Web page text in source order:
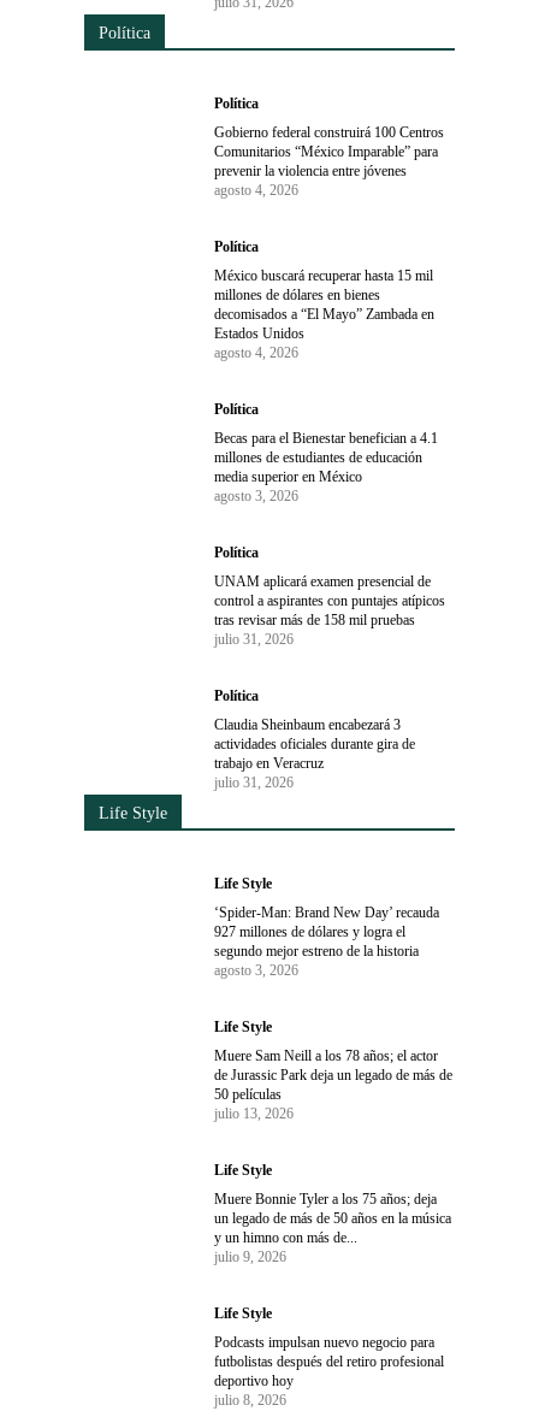
Política
Política
Gobierno federal construirá 100 Centros
Comunitarios “México Imparable” para
prevenir la violencia entre jóvenes
agosto 4, 2026
Política
México buscará recuperar hasta 15 mil
millones de dólares en bienes
decomisados a “El Mayo” Zambada en
Estados Unidos
agosto 4, 2026
Política
Becas para el Bienestar benefician a 4.1
millones de estudiantes de educación
media superior en México
agosto 3, 2026
Política
UNAM aplicará examen presencial de
control a aspirantes con puntajes atípicos
tras revisar más de 158 mil pruebas
julio 31, 2026
Política
Claudia Sheinbaum encabezará 3
actividades oficiales durante gira de
trabajo en Veracruz
julio 31, 2026
Life Style
Life Style
‘Spider-Man: Brand New Day’ recauda
927 millones de dólares y logra el
segundo mejor estreno de la historia
agosto 3, 2026
Life Style
Muere Sam Neill a los 78 años; el actor
de Jurassic Park deja un legado de más de
50 películas
julio 13, 2026
Life Style
Muere Bonnie Tyler a los 75 años; deja
un legado de más de 50 años en la música
y un himno con más de...
julio 9, 2026
Life Style
Podcasts impulsan nuevo negocio para
futbolistas después del retiro profesional
deportivo hoy
julio 8, 2026